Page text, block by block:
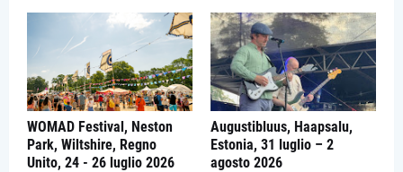
WOMAD Festival, Neston
Park, Wiltshire, Regno
Unito, 24 - 26 luglio 2026
Augustibluus, Haapsalu,
Estonia, 31 luglio – 2
agosto 2026